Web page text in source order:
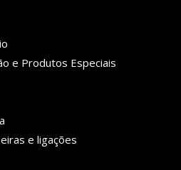
e Produtos Especiais
e ligações